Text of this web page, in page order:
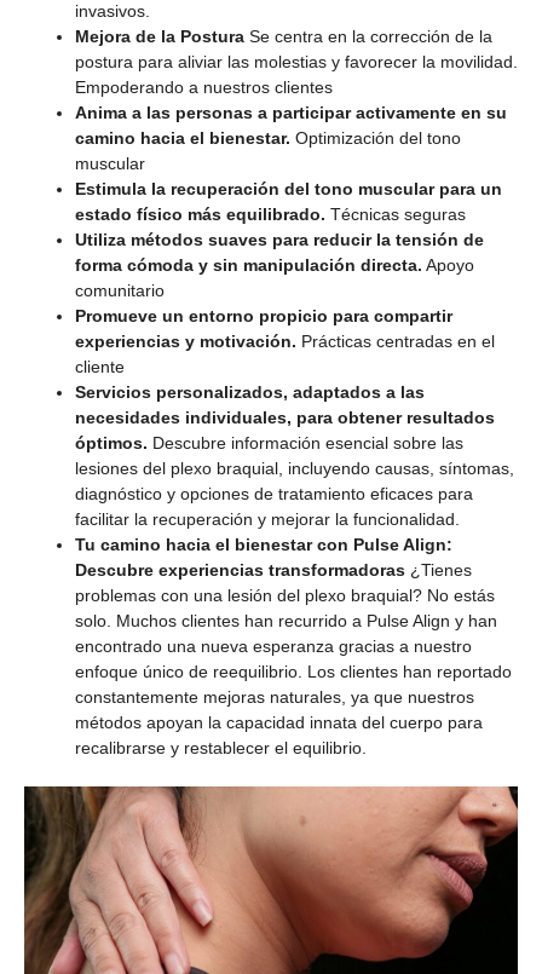
invasivos.
Mejora de la Postura Se centra en la corrección de la
postura para aliviar las molestias y favorecer la movilidad.
Empoderando a nuestros clientes
Anima a las personas a participar activamente en su
camino hacia el bienestar. Optimización del tono
muscular
Estimula la recuperación del tono muscular para un
estado físico más equilibrado. Técnicas seguras
Utiliza métodos suaves para reducir la tensión de
forma cómoda y sin manipulación directa. Apoyo
comunitario
Promueve un entorno propicio para compartir
experiencias y motivación. Prácticas centradas en el
cliente
Servicios personalizados, adaptados a las
necesidades individuales, para obtener resultados
óptimos. Descubre información esencial sobre las
lesiones del plexo braquial, incluyendo causas, síntomas,
diagnóstico y opciones de tratamiento eficaces para
facilitar la recuperación y mejorar la funcionalidad.
Tu camino hacia el bienestar con Pulse Align:
Descubre experiencias transformadoras ¿Tienes
problemas con una lesión del plexo braquial? No estás
solo. Muchos clientes han recurrido a Pulse Align y han
encontrado una nueva esperanza gracias a nuestro
enfoque único de reequilibrio. Los clientes han reportado
constantemente mejoras naturales, ya que nuestros
métodos apoyan la capacidad innata del cuerpo para
recalibrarse y restablecer el equilibrio.